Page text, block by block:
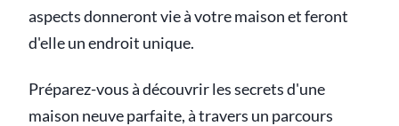
aspects donneront vie à votre maison et feront
d'elle un endroit unique.
Préparez-vous à découvrir les secrets d'une
maison neuve parfaite, à travers un parcours